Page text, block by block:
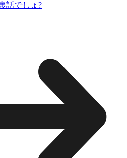
話でしょ?